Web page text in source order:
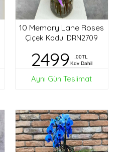
10 Memory Lane Roses
Çiçek Kodu: DRN2709
2499
,00TL
Kdv Dahil
Aynı Gün Teslimat